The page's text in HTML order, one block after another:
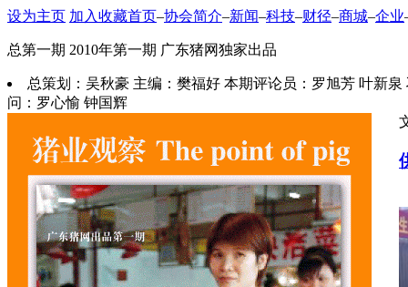
设为主页 加入收藏首页–协会简介–新闻–科技–财径–商城–企业
总第一期 2010年第一期 广东猪网独家出品
总策划：吴秋豪 主编：樊福好 本期评论员：罗旭芳 叶新
问：罗心愉 钟国辉